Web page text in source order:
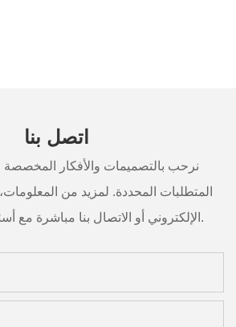
اتصل بنا
نرحب بالتصميمات والأفكار المخصصة
المتطلبات المحددة. لمزيد من
الإلكتروني أو الاتصال بنا مباشرة مع أسئلة أو استفسارات.